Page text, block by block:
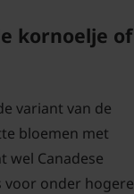
kornoelje of
variant van de
bloemen met
wel Canadese
onder hogere